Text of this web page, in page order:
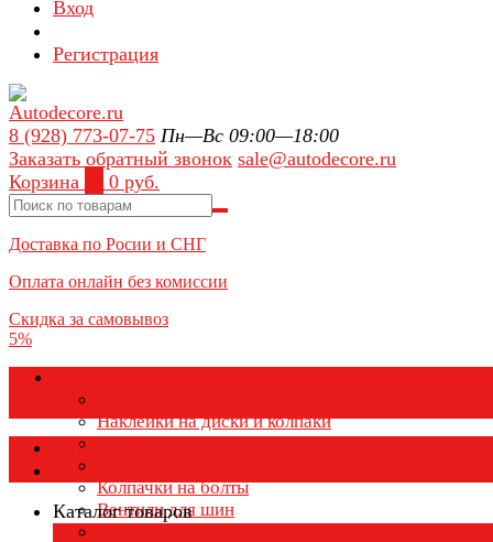
Вход
Регистрация
8 (928) 773-07-75 Пн—Вс 09:00—18:00
Заказать обратный звонок sale@autodecore.ru
Корзина
0 руб.
Доставка по Росии и СНГ
Оплата онлайн без комиссии
Скидка за самовывоз
5%
Наклейки на диски и колпаки
Колпаки на колеса
Колпачки на болты
Вентили для шин
Каталог товаров
Каталог товаров